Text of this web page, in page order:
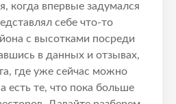
когда впервые задумался
себе что-то
с высотками посреди
в данных и отзывах,
где уже сейчас можно
есть те, что пока больше